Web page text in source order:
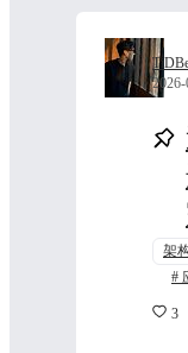
架
3